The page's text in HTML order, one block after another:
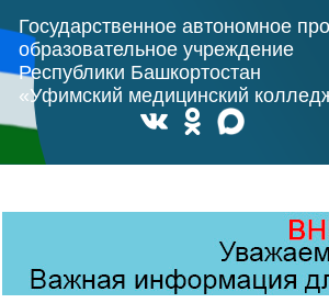
Государственное автономное
образовательное учреждение
Республики Башкортостан
«Уфимский медицинский